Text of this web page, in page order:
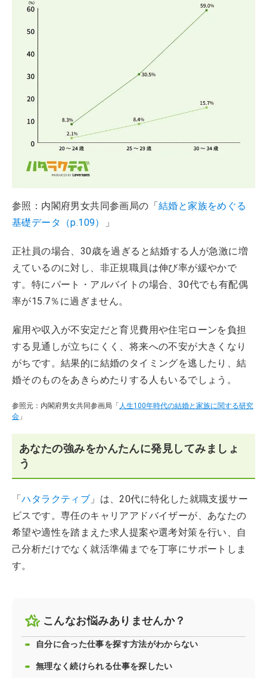
参照：内閣府男女共同参画局の「結婚と家族をめぐる
基礎データ（p.109）
」
正社員の場合、30歳を過ぎると結婚する人が急激に増
えているのに対し、非正規職員は伸び率が緩やかで
す。特にパート・アルバイトの場合、30代でも有配偶
率が15.7％に過ぎません。
雇用や収入が不安定だと育児費用や住宅ローンを負担
する見通しが立ちにくく、将来への不安が大きくなり
がちです。結果的に結婚のタイミングを逃したり、結
婚そのものをあきらめたりする人もいるでしょう。
参照元：内閣府男女共同参画局「 人生100年時代の結婚と家族に関する研究
会 」
あなたの強みをかんたんに発見してみましょ
う
「ハタラクティブ 」は、20代に特化した就職支援サー
ビスです。専任のキャリアアドバイザーが、あなたの
希望や適性を踏まえた求人提案や選考対策を行い、自
己分析だけでなく就活準備までを丁寧にサポートしま
す。
こんなお悩みありませんか？
自分に合った仕事を探す方法がわからない
無理なく続けられる仕事を探したい